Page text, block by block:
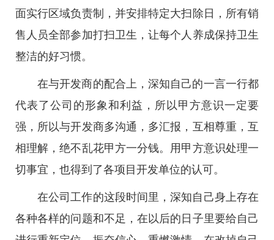
面实行区域负责制，并安排特定大扫除日，所有销
售人员全部参加打扫卫生，让每个人养成保持卫生
整洁的好习惯。
在与开发商的配合上，深知自己的一言一行都
代表了公司的形象和利益，所以甲方意识一定要
强，所以与开发商多沟通，多汇报，互相尊重，互
相理解，绝不乱花甲方一分钱。用甲方意识处理一
切事宜，也得到了各项目开发单位的认可。
在公司工作的这段时间里，深知自己身上存在
各种各样的问题和不足，在以后的日子里要给自己